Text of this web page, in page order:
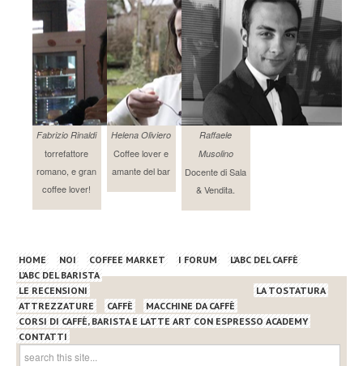
Fabrizio Rinaldi
torrefattore
romano, e gran
coffee lover!
Helena Oliviero
Coffee lover e
amante del bar
Raffaele
Musolino
Docente di Sala
& Vendita.
HOME NOI COFFEE MARKET I FORUM
L’ABC DEL CAFFÈ
L’ABC DEL BARISTA
LE RECENSIONI
ATTREZZATURE
CAFFÈ MACCHINE DA CAFFÈ
LA TOSTATURA
CORSI DI CAFFÈ, BARISTA E LATTE ART CON ESPRESSO ACADEMY
CONTATTI